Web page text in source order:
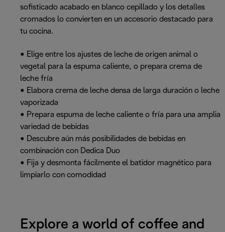
sofisticado acabado en blanco cepillado y los detalles
cromados lo convierten en un accesorio destacado para
tu cocina.
• Elige entre los ajustes de leche de origen animal o
vegetal para la espuma caliente, o prepara crema de
leche fría
• Elabora crema de leche densa de larga duración o leche
vaporizada
• Prepara espuma de leche caliente o fría para una amplia
variedad de bebidas
• Descubre aún más posibilidades de bebidas en
combinación con Dedica Duo
• Fija y desmonta fácilmente el batidor magnético para
limpiarlo con comodidad
Explore a world of coffee and